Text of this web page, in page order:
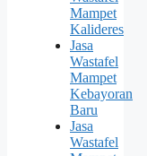
Mampet
Kalideres
Jasa
Wastafel
Mampet
Kebayoran
Baru
Jasa
Wastafel